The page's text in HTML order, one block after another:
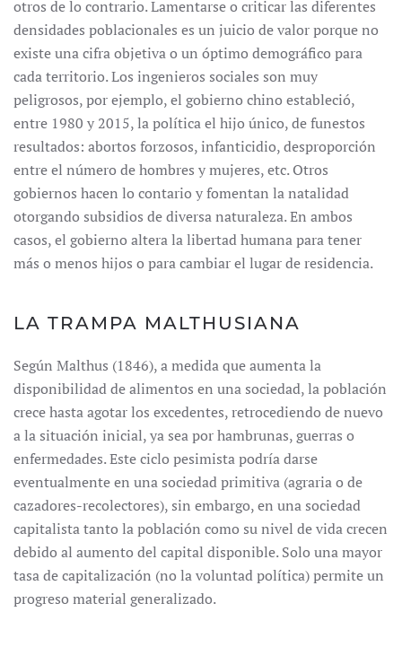
otros de lo contrario. Lamentarse o criticar las diferentes
densidades poblacionales es un juicio de valor porque no
existe una cifra objetiva o un óptimo demográfico para
cada territorio. Los ingenieros sociales son muy
peligrosos, por ejemplo, el gobierno chino estableció,
entre 1980 y 2015, la política el hijo único, de funestos
resultados: abortos forzosos, infanticidio, desproporción
entre el número de hombres y mujeres, etc. Otros
gobiernos hacen lo contario y fomentan la natalidad
otorgando subsidios de diversa naturaleza. En ambos
casos, el gobierno altera la libertad humana para tener
más o menos hijos o para cambiar el lugar de residencia.
LA TRAMPA MALTHUSIANA
Según Malthus (1846), a medida que aumenta la
disponibilidad de alimentos en una sociedad, la población
crece hasta agotar los excedentes, retrocediendo de nuevo
a la situación inicial, ya sea por hambrunas, guerras o
enfermedades. Este ciclo pesimista podría darse
eventualmente en una sociedad primitiva (agraria o de
cazadores-recolectores), sin embargo, en una sociedad
capitalista tanto la población como su nivel de vida crecen
debido al aumento del capital disponible. Solo una mayor
tasa de capitalización (no la voluntad política) permite un
progreso material generalizado.